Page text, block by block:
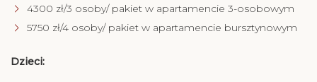
4300 zł/3 osoby/ pakiet w apartamencie 3-osobowym
5750 zł/4 osoby/ pakiet w apartamencie bursztynowym
Dzieci: